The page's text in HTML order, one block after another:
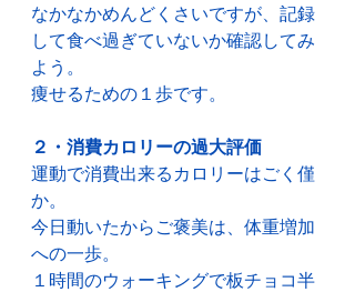
なかなかめんどくさいですが、記録
して食べ過ぎていないか確認してみ
よう。
痩せるための１歩です。
２・消費カロリーの過大評価
運動で消費出来るカロリーはごく僅
か。
今日動いたからご褒美は、体重増加
への一歩。
１時間のウォーキングで板チョコ半